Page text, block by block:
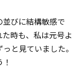
びに結構敏感で
時も、私は元号よ
と見ていました。